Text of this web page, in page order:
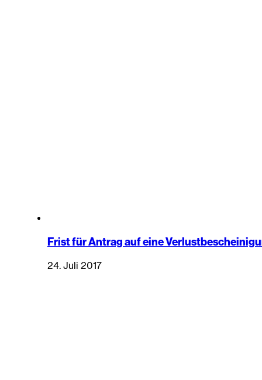
Frist für Antrag auf eine
24. Juli 2017